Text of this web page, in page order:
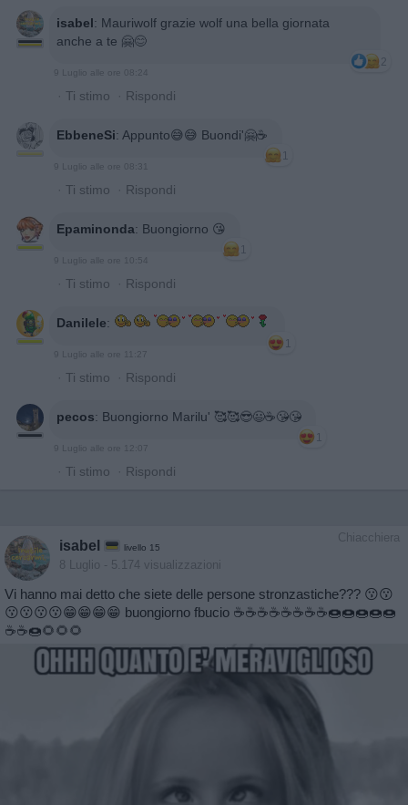
isabel: Mauriwolf grazie wolf una bella giornata
anche a te 🤗😊
2
9 Luglio alle ore 08:24
· Ti stimo · Rispondi
EbbeneSi: Appunto😅😅 Buondi'🤗☕️
1
9 Luglio alle ore 08:31
· Ti stimo · Rispondi
Epaminonda: Buongiorno 😘
1
9 Luglio alle ore 10:54
· Ti stimo · Rispondi
Danilele:
1
9 Luglio alle ore 11:27
· Ti stimo · Rispondi
pecos: Buongiorno Marilu' 🥰🥰😎😃☕️😘😘
1
9 Luglio alle ore 12:07
· Ti stimo · Rispondi
Chiacchiera
isabel livello 15
8 Luglio - 5.174 visualizzazioni
Vi hanno mai detto che siete delle persone stronzastiche??? 😗😗
😗😗😗😗😁😁😁😁 buongiorno fbucio ☕️☕️☕️☕️☕️☕️☕️☕️🍩🍩🍩🍩🍩
☕️☕️🍩🌻🌻🌻